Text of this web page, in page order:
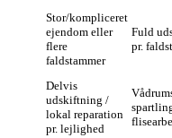
Stor/kompliceret
ejendom eller
flere
faldstammer
Fuld
pr.
Delvis
udskiftning /
lokal reparation
pr. lejlighed